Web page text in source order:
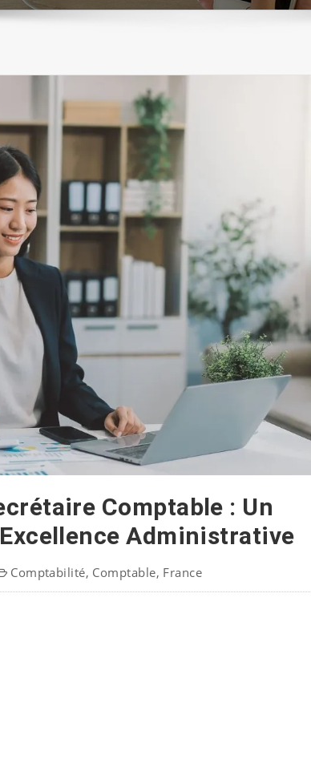
Comptable : Un
Administrative
Comptabilité, Comptable, France